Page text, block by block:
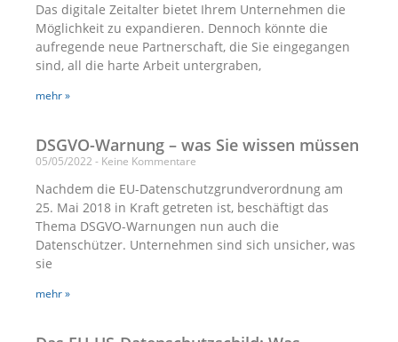
Das digitale Zeitalter bietet Ihrem Unternehmen die
Möglichkeit zu expandieren. Dennoch könnte die
aufregende neue Partnerschaft, die Sie eingegangen
sind, all die harte Arbeit untergraben,
mehr »
DSGVO-Warnung – was Sie wissen müssen
05/05/2022 Keine Kommentare
Nachdem die EU-Datenschutzgrundverordnung am
25. Mai 2018 in Kraft getreten ist, beschäftigt das
Thema DSGVO-Warnungen nun auch die
Datenschützer. Unternehmen sind sich unsicher, was
sie
mehr »